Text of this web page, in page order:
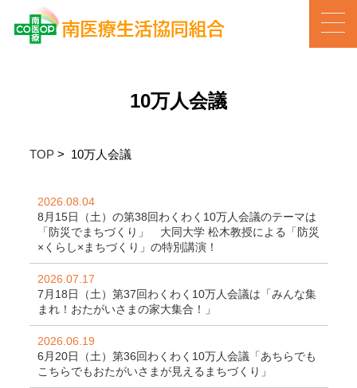
10万人会議
TOP> 10万人会議
2026.08.04
8月15日（土）の第38回わくわく10万人会議のテーマは
「防災でまちづくり」 大同大学 松木教授による「防災
×くらし×まちづくり」の特別講演！
2026.07.17
7月18日（土）第37回わくわく10万人会議は「みんな集
まれ！おたがいさまの家大集合！」
2026.06.19
6月20日（土）第36回わくわく10万人会議「あちらでも
こちらでもおたがいさまが見えるまちづくり」